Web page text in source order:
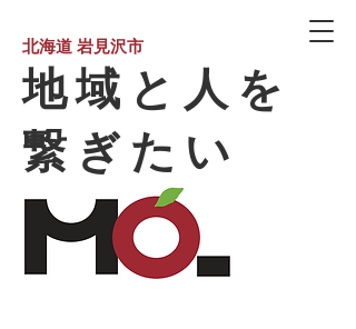
北海道 岩見沢市
地域と人を
​繋ぎたい